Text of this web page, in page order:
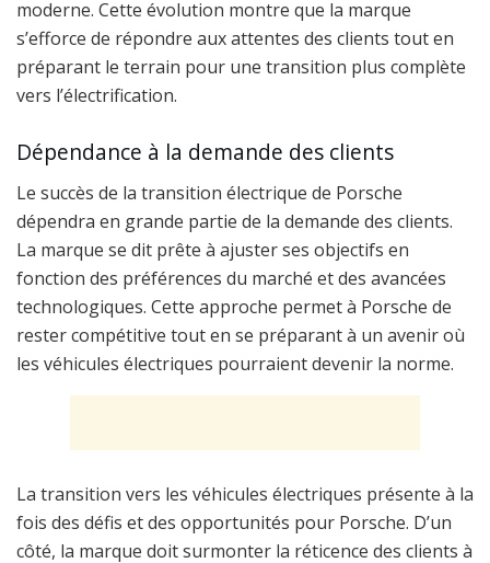
moderne. Cette évolution montre que la marque
s’efforce de répondre aux attentes des clients tout en
préparant le terrain pour une transition plus complète
vers l’électrification.
Dépendance à la demande des clients
Le succès de la transition électrique de Porsche
dépendra en grande partie de la demande des clients.
La marque se dit prête à ajuster ses objectifs en
fonction des préférences du marché et des avancées
technologiques. Cette approche permet à Porsche de
rester compétitive tout en se préparant à un avenir où
les véhicules électriques pourraient devenir la norme.
La transition vers les véhicules électriques présente à la
fois des défis et des opportunités pour Porsche. D’un
côté, la marque doit surmonter la réticence des clients à